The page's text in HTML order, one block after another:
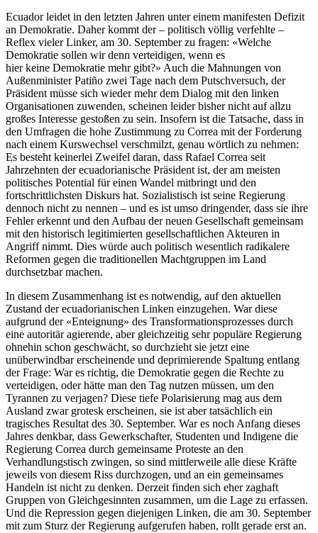
Ecuador leidet in den letzten Jahren unter einem manifesten Defizit
an Demokratie. Daher kommt der – politisch völlig verfehlte –
Reflex vieler Linker, am 30. September zu fragen: «Welche
Demokratie sollen wir denn verteidigen, wenn es
hier keine Demokratie mehr gibt?» Auch die Mahnungen von
Außenminister Patiño zwei Tage nach dem Putschversuch, der
Präsident müsse sich wieder mehr dem Dialog mit den linken
Organisationen zuwenden, scheinen leider bisher nicht auf allzu
großes Interesse gestoßen zu sein. Insofern ist die Tatsache, dass in
den Umfragen die hohe Zustimmung zu Correa mit der Forderung
nach einem Kurswechsel verschmilzt, genau wörtlich zu nehmen:
Es besteht keinerlei Zweifel daran, dass Rafael Correa seit
Jahrzehnten der ecuadorianische Präsident ist, der am meisten
politisches Potential für einen Wandel mitbringt und den
fortschrittlichsten Diskurs hat. Sozialistisch ist seine Regierung
dennoch nicht zu nennen – und es ist umso dringender, dass sie ihre
Fehler erkennt und den Aufbau der neuen Gesellschaft gemeinsam
mit den historisch legitimierten gesellschaftlichen Akteuren in
Angriff nimmt. Dies würde auch politisch wesentlich radikalere
Reformen gegen die traditionellen Machtgruppen im Land
durchsetzbar machen.
In diesem Zusammenhang ist es notwendig, auf den aktuellen
Zustand der ecuadorianischen Linken einzugehen. War diese
aufgrund der «Enteignung» des Transformationsprozesses durch
eine autoritär agierende, aber gleichzeitig sehr populäre Regierung
ohnehin schon geschwächt, so durchzieht sie jetzt eine
unüberwindbar erscheinende und deprimierende Spaltung entlang
der Frage: War es richtig, die Demokratie gegen die Rechte zu
verteidigen, oder hätte man den Tag nutzen müssen, um den
Tyrannen zu verjagen? Diese tiefe Polarisierung mag aus dem
Ausland zwar grotesk erscheinen, sie ist aber tatsächlich ein
tragisches Resultat des 30. September. War es noch Anfang dieses
Jahres denkbar, dass Gewerkschafter, Studenten und Indigene die
Regierung Correa durch gemeinsame Proteste an den
Verhandlungstisch zwingen, so sind mittlerweile alle diese Kräfte
jeweils von diesem Riss durchzogen, und an ein gemeinsames
Handeln ist nicht zu denken. Derzeit finden sich eher zaghaft
Gruppen von Gleichgesinnten zusammen, um die Lage zu erfassen.
Und die Repression gegen diejenigen Linken, die am 30. September
mit zum Sturz der Regierung aufgerufen haben, rollt gerade erst an.